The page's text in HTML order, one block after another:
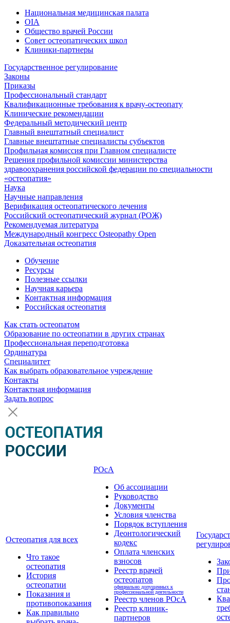
Национальная медицинская палата
OIA
Общество врачей России
Совет остеопатических школ
Клиники-партнеры
Государственное регулирование
Законы
Приказы
Профессиональный стандарт
Квалификационные требования к врачу-остеопату
Клинические рекомендации
Федеральный методический центр
Главный внештатный специалист
Главные внештатные специалисты субъектов
Профильная комиссия при Главном специалисте
Решения профильной комиссии министерства
здравоохранения российской федерации по специальности
«остеопатия»
Наука
Научные направления
Верификация остеопатического лечения
Российский остеопатический журнал (РОЖ)
Рекомендуемая литература
Международный конгресс Osteopathy Open
Доказательная остеопатия
Обучение
Ресурсы
Полезные ссылки
Научная карьера
Контактная информация
Российская остеопатия
Как стать остеопатом
Образование по остеопатии в других странах
Профессиональная переподготовка
Ординатура
Специалитет
Как выбрать образовательное учреждение
Контакты
Контактная информация
Задать вопрос
Остеопатия для всех
Что такое
остеопатия
История
остеопатии
Показания и
противопоказания
Как правильно
РОсА
Об ассоциации
Руководство
Документы
Условия членства
Порядок вступления
Деонтологический
кодекс
Оплата членских
взносов
Реестр врачей
остеопатов
официально допущенных к
профессиональной деятельности
Реестр членов РОсА
Реестр клиник-
партнеров